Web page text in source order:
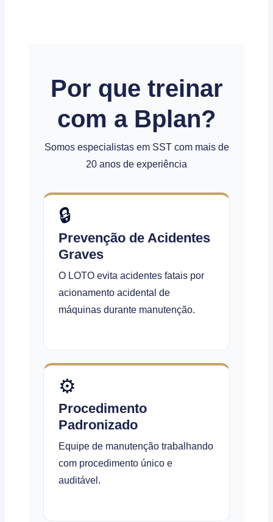
Por que treinar
com a Bplan?
Somos especialistas em SST com mais de
20 anos de experiência
🔒
Prevenção de Acidentes
Graves
O LOTO evita acidentes fatais por
acionamento acidental de
máquinas durante manutenção.
⚙️
Procedimento
Padronizado
Equipe de manutenção trabalhando
com procedimento único e
auditável.